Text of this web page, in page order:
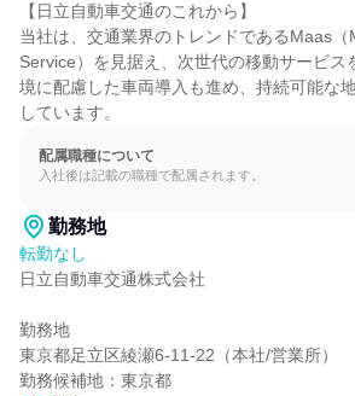
【日立自動車交通のこれから】
当社は、交通業界のトレンドであるMaas（
Service）を見据え、次世代の移動サービス
境に配慮した車両導入も進め、持続可能な
しています。
配属職種について
入社後は記載の職種で配属されます。
勤務地
転勤なし
日立自動車交通株式会社
勤務地
東京都足立区綾瀬6-11-22（本社/営業所）
勤務候補地：東京都